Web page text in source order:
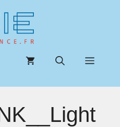
Menu